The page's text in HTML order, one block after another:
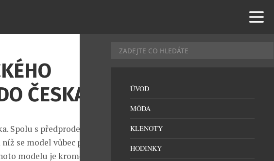
ČESKA
Spolu s předprodejem
se model vůbec poprvé
modelu je kromě
ÚVOD
MÓDA
KLENOTY
HODINKY